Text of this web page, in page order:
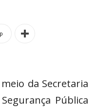
da Secretaria
Pública